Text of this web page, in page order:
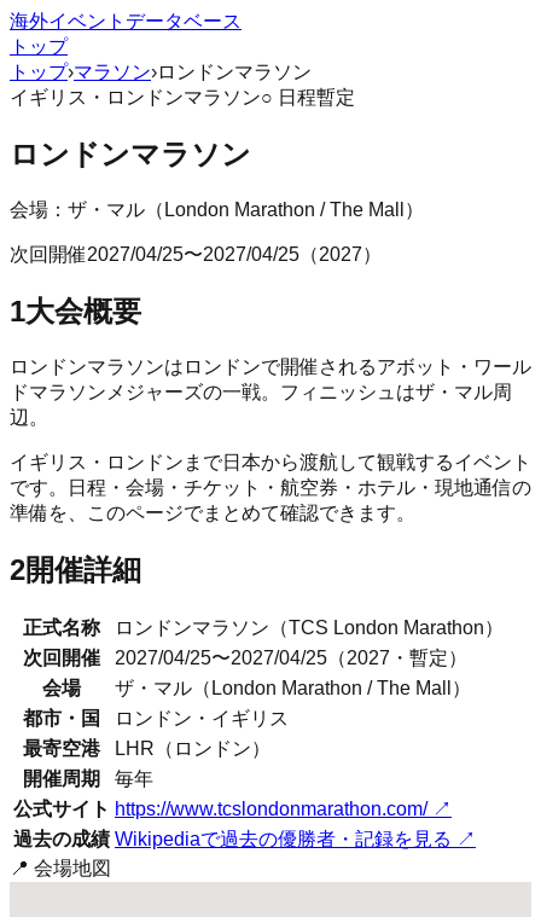
海外イベントデータベース
トップ
トップ›マラソン›ロンドンマラソン
イギリス ・ ロンドンマラソン○ 日程暫定
ロンドンマラソン
会場： ザ・マル （ London Marathon / The Mall ）
次回開催2027/04/25〜2027/04/25 （2027）
1大会概要
ロンドンマラソンはロンドンで開催されるアボット・ワール
ドマラソンメジャーズの一戦。フィニッシュはザ・マル周
辺。
イギリス ・ ロンドン まで日本から渡航して観戦するイベント
です。日程・会場・チケット・航空券・ホテル・現地通信の
準備を、このページでまとめて確認できます。
2開催詳細
正式名称 ロンドンマラソン （TCS London Marathon）
次回開催
2027/04/25〜2027/04/25（2027・暫定）
会場
ザ・マル（London Marathon / The Mall）
都市・国
ロンドン ・ イギリス
最寄空港
LHR（ロンドン）
開催周期
毎年
公式サイト https://www.tcslondonmarathon.com/↗
過去の成績 Wikipediaで過去の優勝者・記録を見る ↗
📍 会場地図